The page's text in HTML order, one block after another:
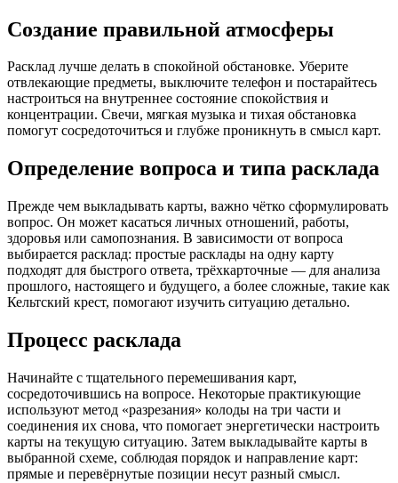
Создание правильной атмосферы
Расклад лучше делать в спокойной обстановке. Уберите
отвлекающие предметы, выключите телефон и постарайтесь
настроиться на внутреннее состояние спокойствия и
концентрации. Свечи, мягкая музыка и тихая обстановка
помогут сосредоточиться и глубже проникнуть в смысл карт.
Определение вопроса и типа расклада
Прежде чем выкладывать карты, важно чётко сформулировать
вопрос. Он может касаться личных отношений, работы,
здоровья или самопознания. В зависимости от вопроса
выбирается расклад: простые расклады на одну карту
подходят для быстрого ответа, трёхкарточные — для анализа
прошлого, настоящего и будущего, а более сложные, такие как
Кельтский крест, помогают изучить ситуацию детально.
Процесс расклада
Начинайте с тщательного перемешивания карт,
сосредоточившись на вопросе. Некоторые практикующие
используют метод «разрезания» колоды на три части и
соединения их снова, что помогает энергетически настроить
карты на текущую ситуацию. Затем выкладывайте карты в
выбранной схеме, соблюдая порядок и направление карт:
прямые и перевёрнутые позиции несут разный смысл.